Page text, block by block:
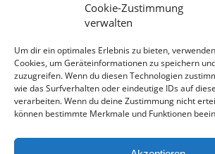
Cookie-Zustimmung
verwalten
Um dir ein optimales Erlebnis zu bieten,
Cookies, um Geräteinformationen zu speichern
zuzugreifen. Wenn du diesen Technologien
wie das Surfverhalten oder eindeutige IDs auf
verarbeiten. Wenn du deine Zustimmung nicht
können bestimmte Merkmale und Funktionen
Qualitätsmanagement:
Qualitätsmanagement in der